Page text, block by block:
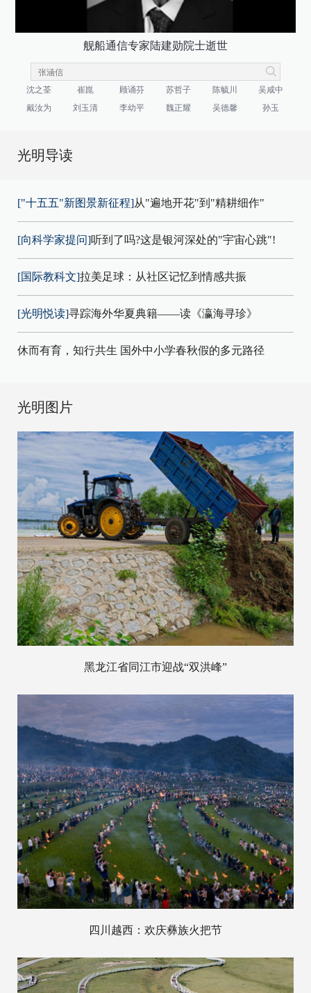
舰船通信专家陆建勋院士逝世
沈之荃 崔崑 顾诵芬 苏哲子 陈毓川
吴咸中
戴汝为
刘玉清 李幼平 魏正耀 吴德馨 孙玉
光明导读
["十五五"新图景新征程]从"遍地开花"到"精耕细作"
[向科学家提问]听到了吗?这是银河深处的"宇宙心跳"!
[国际教科文]拉美足球：从社区记忆到情感共振
[光明悦读]寻踪海外华夏典籍——读《瀛海寻珍》
休而有育，知行共生 国外中小学春秋假的多元路径
光明图片
黑龙江省同江市迎战“双洪峰”
四川越西：欢庆彝族火把节